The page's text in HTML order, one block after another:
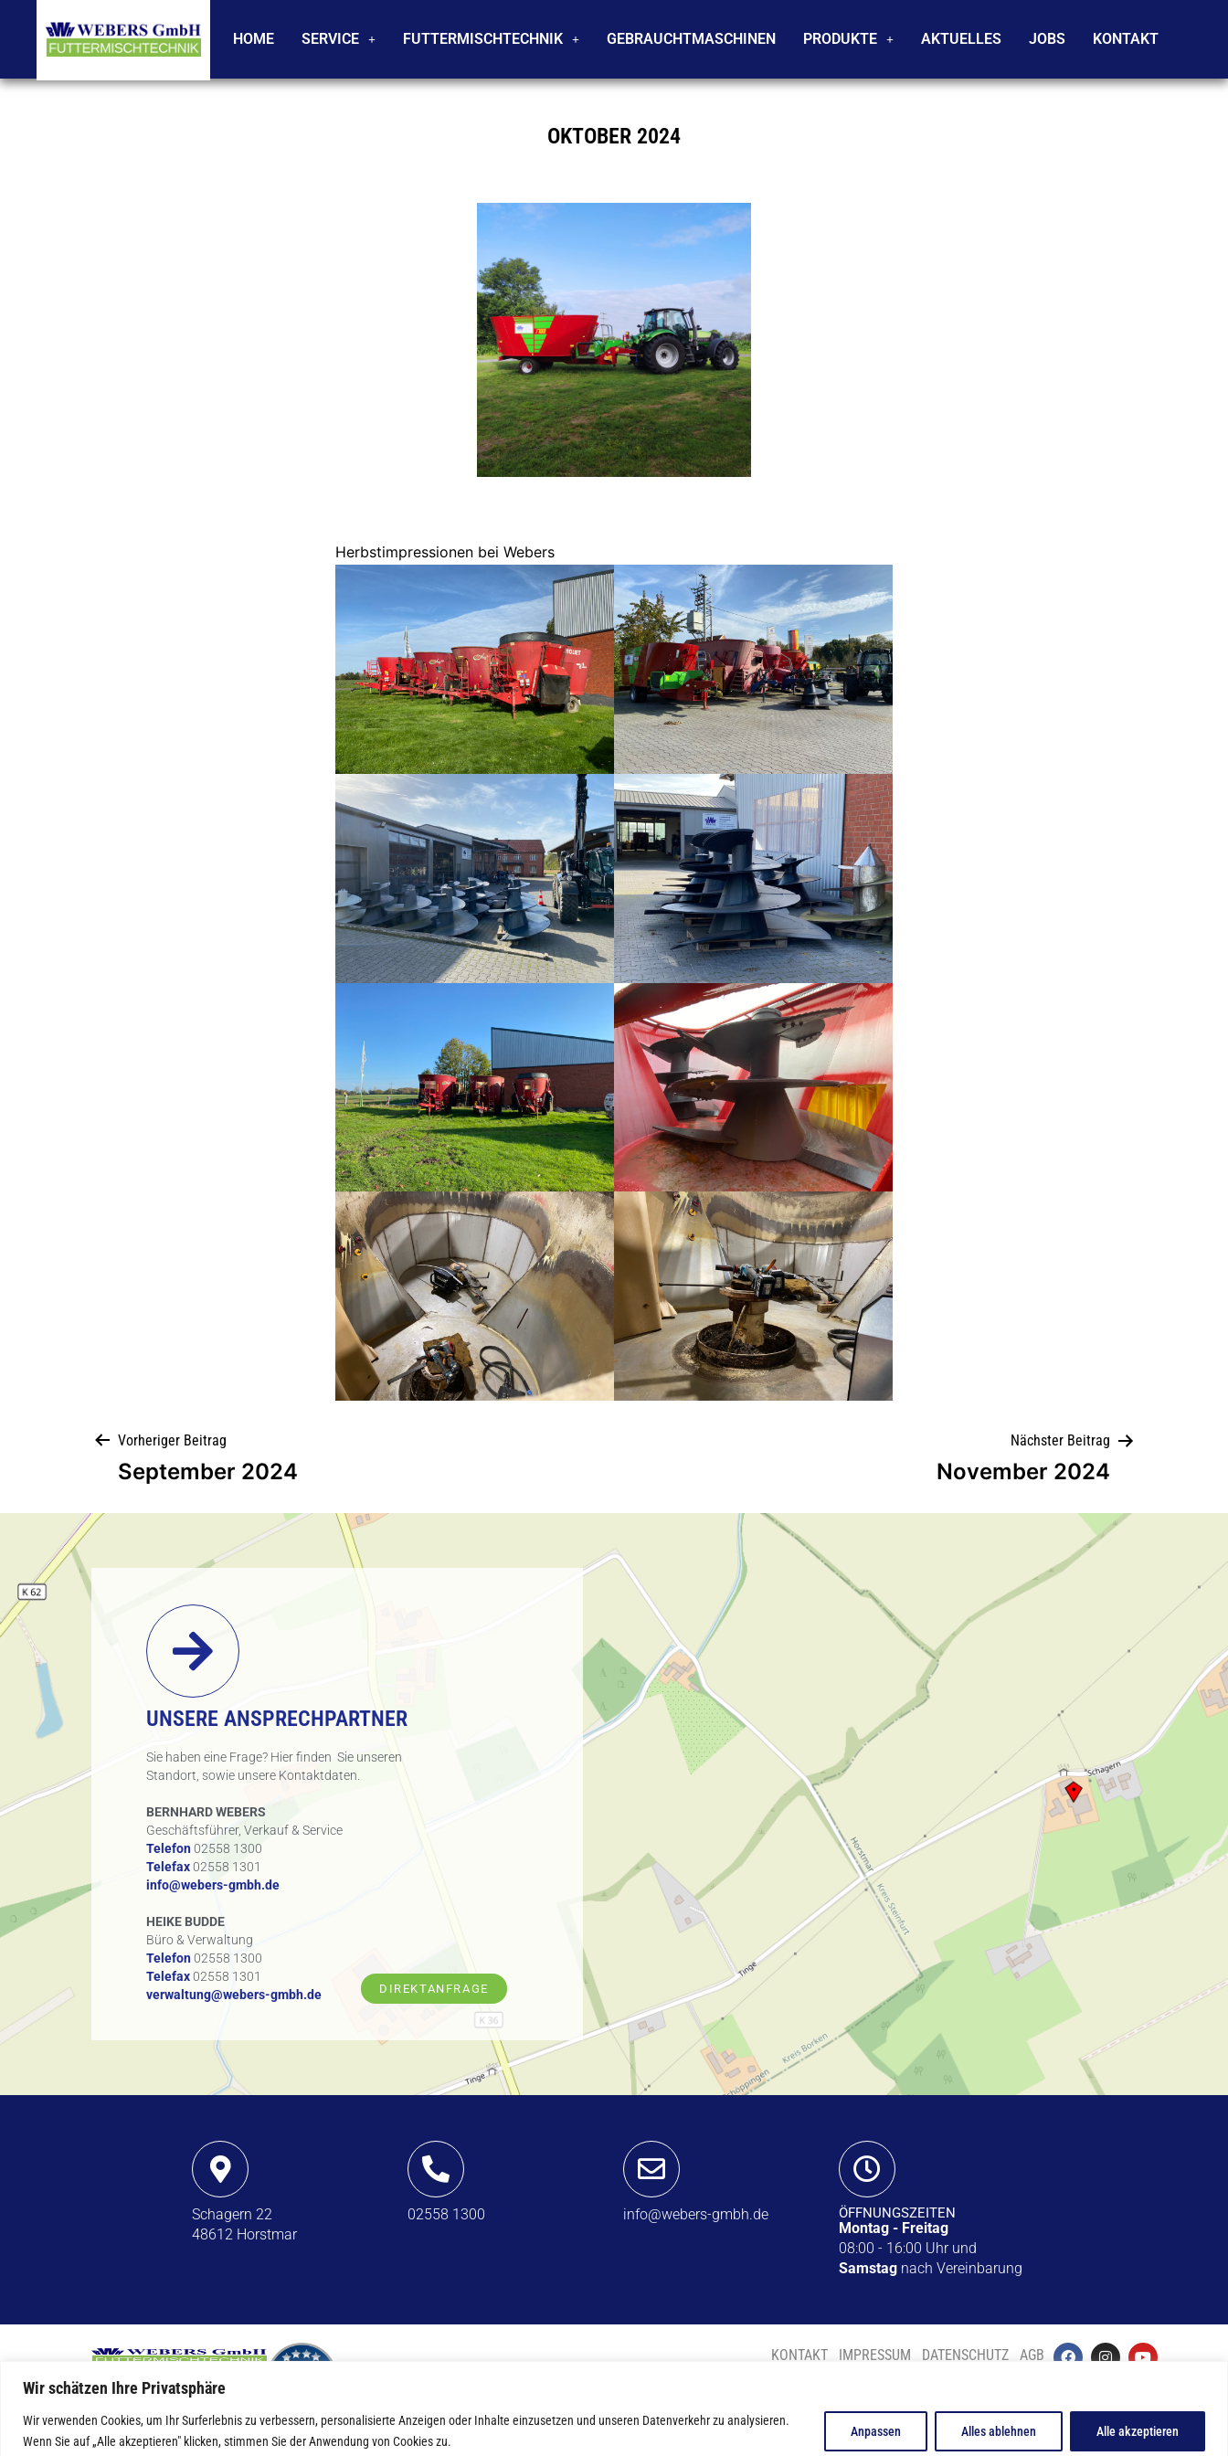
Wir schätzen Ihre Privatsphäre
Wir verwenden Cookies, um Ihr Surferlebnis zu verbessern, personalisierte Anzeigen oder Inhalte einzusetzen und unseren Datenverkehr zu analysieren.
Wenn Sie auf „Alle akzeptieren" klicken, stimmen Sie der Anwendung von Cookies zu.
Anpassen Alles ablehnen Alle akzeptieren
HOME SERVICE FUTTERMISCHTECHNIK GEBRAUCHTMASCHINEN PRODUKTE AKTUELLES JOBS KONTAKT
OKTOBER 2024
Herbstimpressionen bei Webers
Vorheriger Beitrag
September 2024
Nächster Beitrag
November 2024
UNSERE ANSPRECHPARTNER
Sie haben eine Frage? Hier finden Sie unseren
Standort, sowie unsere Kontaktdaten.
BERNHARD WEBERS
Geschäftsführer, Verkauf & Service
Telefon02558 1300
Telefax02558 1301
info@webers-gmbh.de
HEIKE BUDDE
Büro & Verwaltung
Telefon02558 1300
Telefax02558 1301
verwaltung@webers-gmbh.de
DIREKTANFRAGE
Schagern 22
48612 Horstmar
02558 1300 info@webers-gmbh.de ÖFFNUNGSZEITEN
Montag - Freitag
08:00 - 16:00 Uhr und
Samstag nach Vereinbarung
KONTAKT IMPRESSUM DATENSCHUTZ AGB